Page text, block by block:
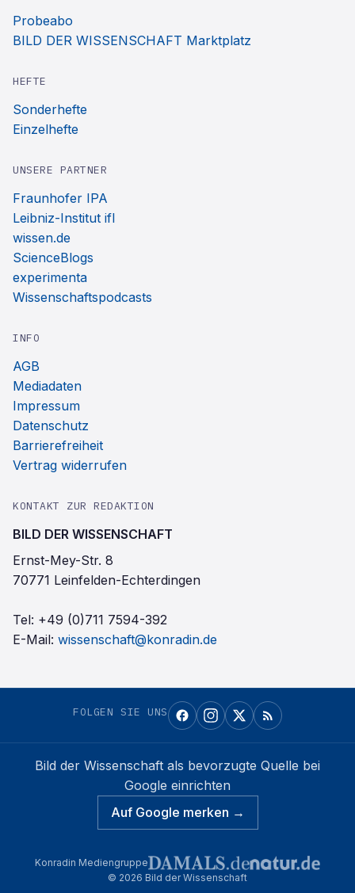
Probeabo
BILD DER WISSENSCHAFT Marktplatz
HEFTE
Sonderhefte
Einzelhefte
UNSERE PARTNER
Fraunhofer IPA
Leibniz-Institut ifl
wissen.de
ScienceBlogs
experimenta
Wissenschaftspodcasts
INFO
AGB
Mediadaten
Impressum
Datenschutz
Barrierefreiheit
Vertrag widerrufen
KONTAKT ZUR REDAKTION
BILD DER WISSENSCHAFT
Ernst-Mey-Str. 8
70771 Leinfelden-Echterdingen
Tel: +49 (0)711 7594-392
E-Mail: wissenschaft@konradin.de
FOLGEN SIE UNS
Bild der Wissenschaft als bevorzugte Quelle bei
Google einrichten
Auf Google merken →
Konradin Mediengruppe
© 2026 Bild der Wissenschaft